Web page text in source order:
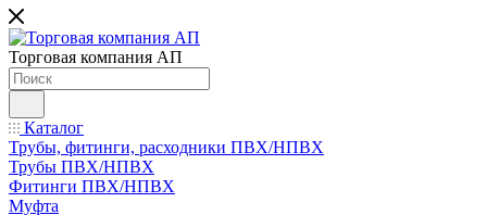
Торговая компания АП
Каталог
Трубы, фитинги, расходники ПВХ/НПВХ
Трубы ПВХ/НПВХ
Фитинги ПВХ/НПВХ
Муфта